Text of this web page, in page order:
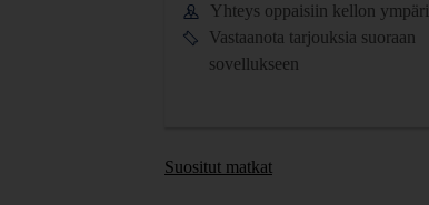
Yhteys oppaisiin kellon ympäri
Vastaanota tarjouksia suoraan
sovellukseen
Suositut matkat